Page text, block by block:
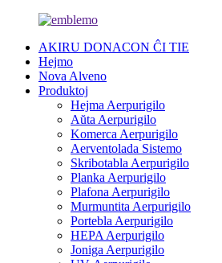
AKIRU DONACON ĈI TIE
Hejmo
Nova Alveno
Produktoj
Hejma Aerpurigilo
Aŭta Aerpurigilo
Komerca Aerpurigilo
Aerventolada Sistemo
Skribotabla Aerpurigilo
Planka Aerpurigilo
Plafona Aerpurigilo
Murmuntita Aerpurigilo
Portebla Aerpurigilo
HEPA Aerpurigilo
Joniga Aerpurigilo